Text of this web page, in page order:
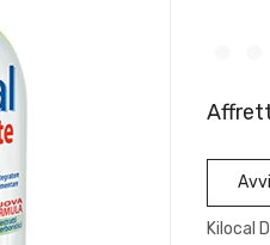
Kilocal